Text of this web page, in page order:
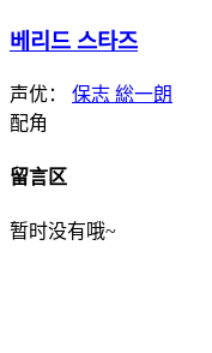
베리드 스타즈
声优： 保志 総一朗
配角
留言区
暂时没有哦~